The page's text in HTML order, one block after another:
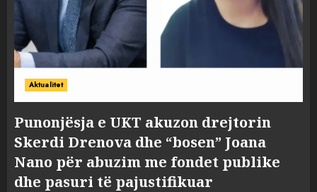
Aktualitet
Punonjësja e UKT akuzon drejtorin
Skerdi Drenova dhe “bosen” Joana
Nano për abuzim me fondet publike
dhe pasuri të pajustifikuar